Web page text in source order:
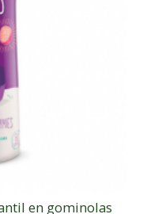
en gominolas